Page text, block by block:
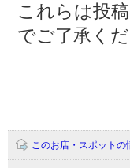
これらは投
でご了承くだ
このお店・スポット